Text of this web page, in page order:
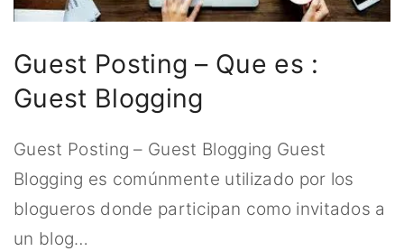
Guest Posting – Que es :
Guest Blogging
Guest Posting – Guest Blogging Guest
Blogging es comúnmente utilizado por los
blogueros donde participan como invitados a
un blog…